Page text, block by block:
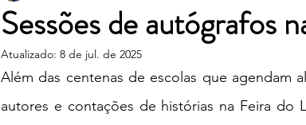
Sessões de autógrafos
Atualizado: 8 de jul. de 2025
Além das centenas de escolas que agendam
autores e contações de histórias na Feira